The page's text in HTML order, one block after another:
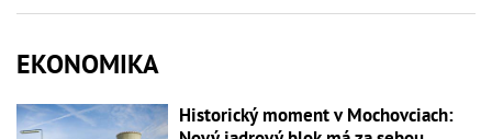
EKONOMIKA
Historický moment v Mochovciach: